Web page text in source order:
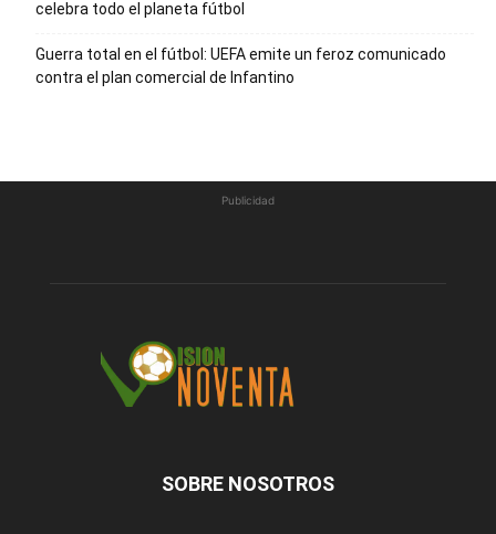
celebra todo el planeta fútbol
Guerra total en el fútbol: UEFA emite un feroz comunicado
contra el plan comercial de Infantino
Publicidad
SOBRE NOSOTROS